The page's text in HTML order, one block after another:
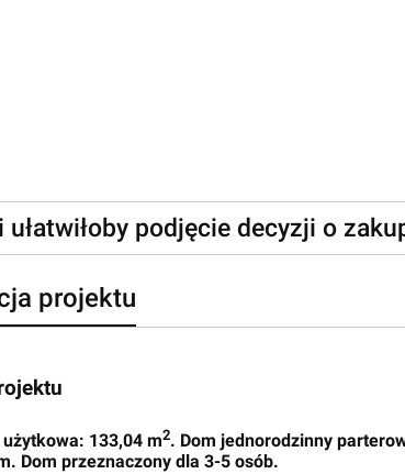
ułatwiłoby podjęcie decyzji o
projektu
133,04 m2. Dom jednorodzinny
Dom przeznaczony dla 3-5 osób.